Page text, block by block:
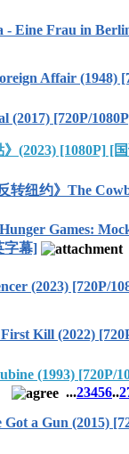
- Eine Frau in
Affair (1948)
(2017) [720P/
》(2023) [1080P] [
转纽约》The
Games:
字幕]
(2023) [720P/
Kill (2022)
(1993) [720P/
...23456..
a Gun (2015)